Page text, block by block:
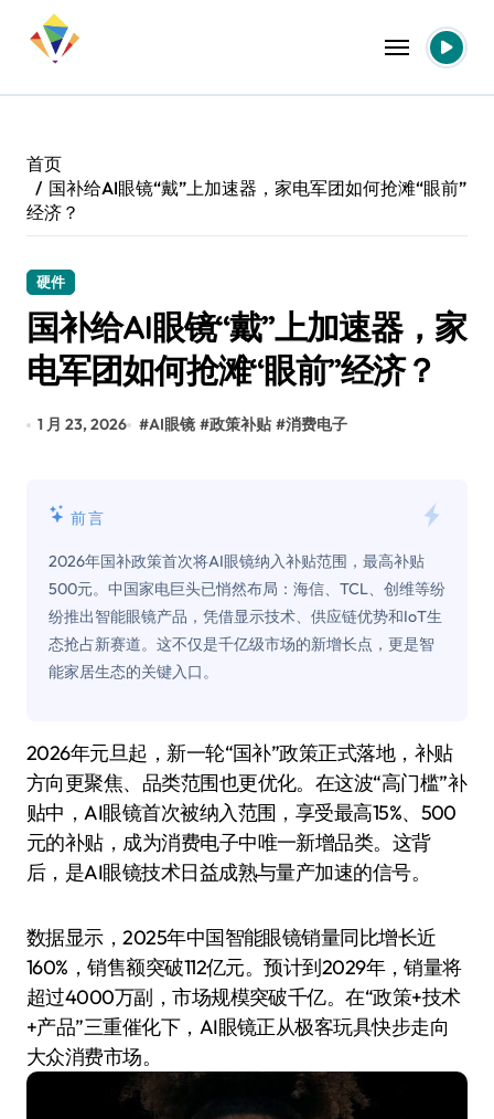
首页
国补给AI眼镜“戴”上加速器，家电军团如何抢滩“眼前”
经济？
硬件
国补给AI眼镜“戴”上加速器，家
电军团如何抢滩“眼前”经济？
1 月 23, 2026 #AI眼镜 #政策补贴 #消费电子
前言
2026年国补政策首次将AI眼镜纳入补贴范围，最高补贴
500元。中国家电巨头已悄然布局：海信、TCL、创维等纷
纷推出智能眼镜产品，凭借显示技术、供应链优势和IoT生
态抢占新赛道。这不仅是千亿级市场的新增长点，更是智
能家居生态的关键入口。
2026年元旦起，新一轮“国补”政策正式落地，补贴
方向更聚焦、品类范围也更优化。在这波“高门槛”补
贴中，AI眼镜首次被纳入范围，享受最高15%、500
元的补贴，成为消费电子中唯一新增品类。这背
后，是AI眼镜技术日益成熟与量产加速的信号。
数据显示，2025年中国智能眼镜销量同比增长近
160%，销售额突破112亿元。预计到2029年，销量将
超过4000万副，市场规模突破千亿。在“政策+技术
+产品”三重催化下，AI眼镜正从极客玩具快步走向
大众消费市场。